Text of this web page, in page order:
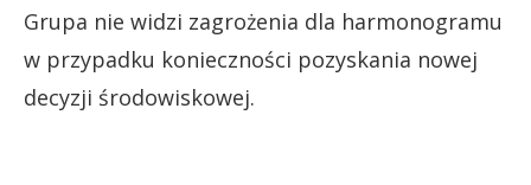
Grupa nie widzi zagrożenia dla harmonogramu
w przypadku konieczności pozyskania nowej
decyzji środowiskowej.